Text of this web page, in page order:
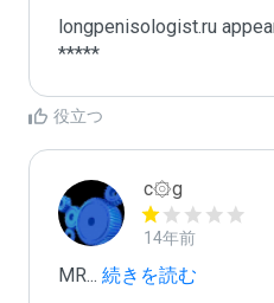
longpenisologist.ru
*****
役立つ
c۞g
14年前
MR... 続きを読む